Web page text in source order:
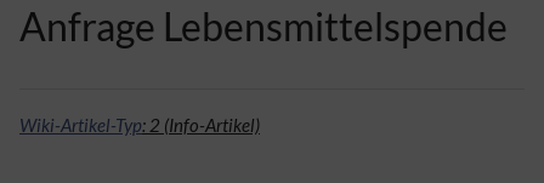
Anfrage Lebensmittelspende
Wiki-Artikel-Typ: 2 (Info-Artikel)